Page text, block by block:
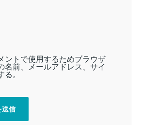
ントで使用するためブラウザ
名前、メールアドレス、サイ
る。